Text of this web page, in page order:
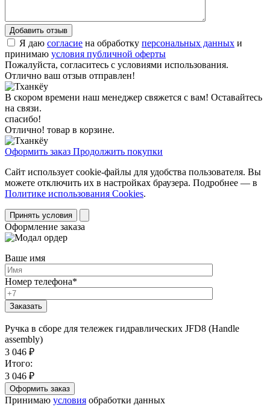
Я даю согласие на обработку персональных данных и
принимаю условия публичной оферты
Пожалуйста, согласитесь с условиями использования.
Отлично ваш отзыв отправлен!
В скором времени наш менеджер свяжется с вам! Оставайтесь
на связи.
спасибо!
Отлично! товар в корзине.
Оформить заказ Продолжить покупки
Сайт использует cookie-файлы для удобства пользователя. Вы
можете отключить их в настройках браузера. Подробнее — в
Политике использования Cookies.
Принять условия
Оформление заказа
Ваше имя
Номер телефона*
Ручка в сборе для тележек гидравлических JFD8 (Handle
assembly)
3 046 ₽
Итого:
3 046 ₽
Принимаю условия обработки данных